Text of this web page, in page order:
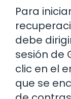
Para
debe
sesión de
clic en el
que se